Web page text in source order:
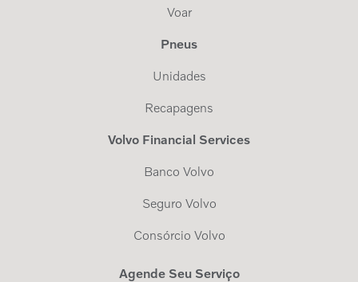
Voar
Pneus
Unidades
Recapagens
Volvo Financial Services
Banco Volvo
Seguro Volvo
Consórcio Volvo
Agende Seu Serviço